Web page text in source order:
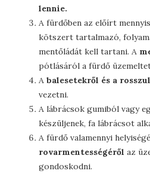
lennie.
A fürdőben az előírt
kötszert tartalmazó,
mentőládát kell tartani. A
pótlásáról a fürdő
Abalesetekről és a
vezetni.
A lábrácsok gumiból vagy
készüljenek, fa lábrácsot
A fürdő valamennyi
rovarmentességéről az
gondoskodni.